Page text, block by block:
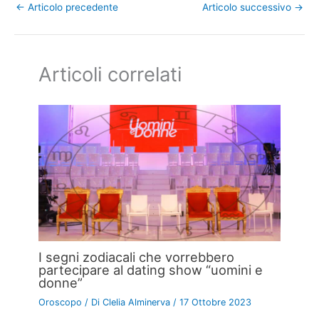
← Articolo precedente Articolo successivo →
Articoli correlati
I segni zodiacali che vorrebbero
partecipare al dating show “uomini e
donne”
Oroscopo / DiClelia Alminerva/17 Ottobre 2023